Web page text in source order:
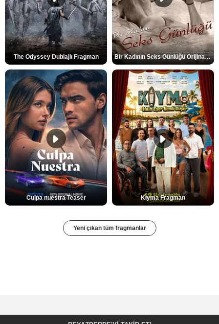
The Odyssey Dublajlı Fragman Bir Kadının Seks Günlüğü Orijinal Fragman
Culpa nuestra Teaser Kıyma Fragman
Yeni çıkan tüm fragmanlar